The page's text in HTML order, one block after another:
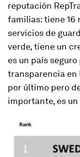
reputación
familias: tiene 16
servicios de
verde, tiene un
es un país
transparencia en
por último pero
importante, es